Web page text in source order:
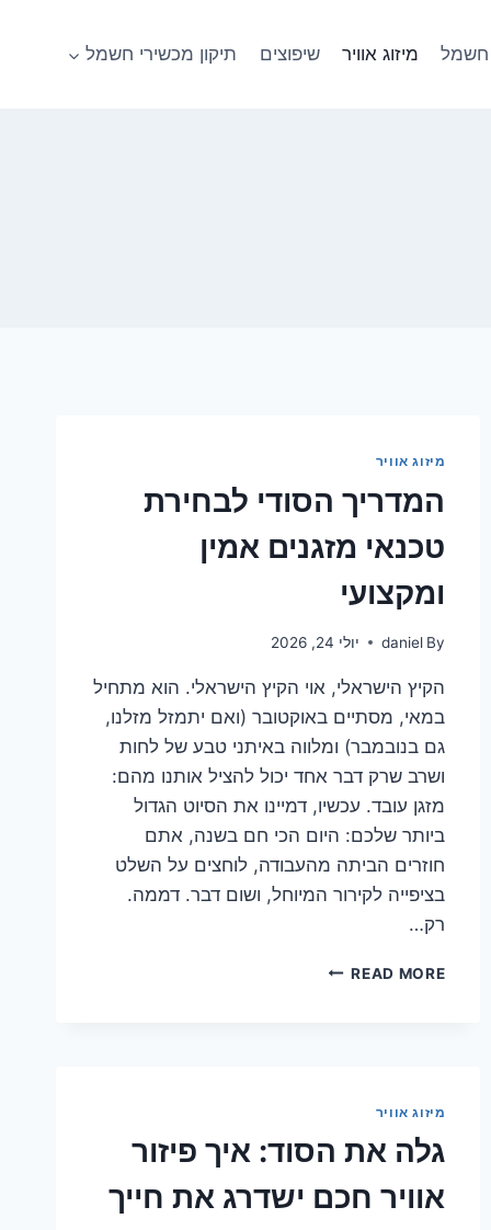
חשמל מיזוג אוויר שיפוצים תיקון מכשירי חשמל
מיזוג אוויר
המדריך הסודי לבחירת
טכנאי מזגנים אמין
ומקצועי
By
daniel יולי 24, 2026
הקיץ הישראלי, אוי הקיץ הישראלי. הוא מתחיל
במאי, מסתיים באוקטובר (ואם יתמזל מזלנו,
גם בנובמבר) ומלווה באיתני טבע של לחות
ושרב שרק דבר אחד יכול להציל אותנו מהם:
מזגן עובד. עכשיו, דמיינו את הסיוט הגדול
ביותר שלכם: היום הכי חם בשנה, אתם
חוזרים הביתה מהעבודה, לוחצים על השלט
בציפייה לקירור המיוחל, ושום דבר. דממה.
רק…
READ MOREהמדריך
מיזוג אוויר
גלה את הסוד: איך פיזור
אוויר חכם ישדרג את חייך